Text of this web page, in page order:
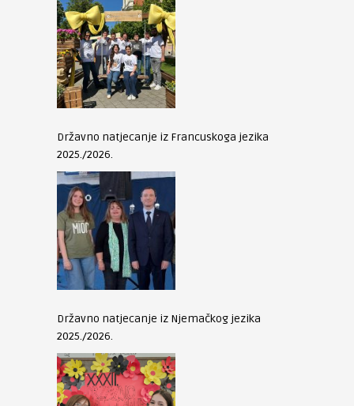
Državno natjecanje iz Francuskoga jezika
2025./2026.
Državno natjecanje iz Njemačkog jezika
2025./2026.